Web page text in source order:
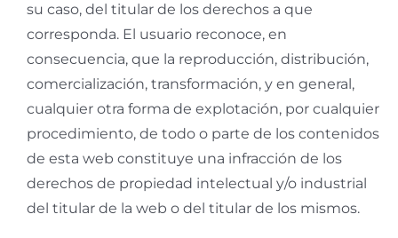
su caso, del titular de los derechos a que
corresponda. El usuario reconoce, en
consecuencia, que la reproducción, distribución,
comercialización, transformación, y en general,
cualquier otra forma de explotación, por cualquier
procedimiento, de todo o parte de los contenidos
de esta web constituye una infracción de los
derechos de propiedad intelectual y/o industrial
del titular de la web o del titular de los mismos.